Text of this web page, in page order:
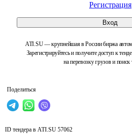
Регистрация
Вход
ATI.SU — крупнейшая в России биржа
Зарегистрируйтесь и получите доступ к
на перевозку грузов и поиск
Поделиться
ID тендера в ATI.SU 57062